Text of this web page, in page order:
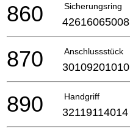
Sicherungsring
860 42616065008
Anschlussstück
870 30109201010
Handgriff
890 32119114014